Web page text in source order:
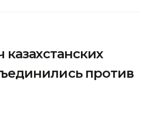
казахстанских
против